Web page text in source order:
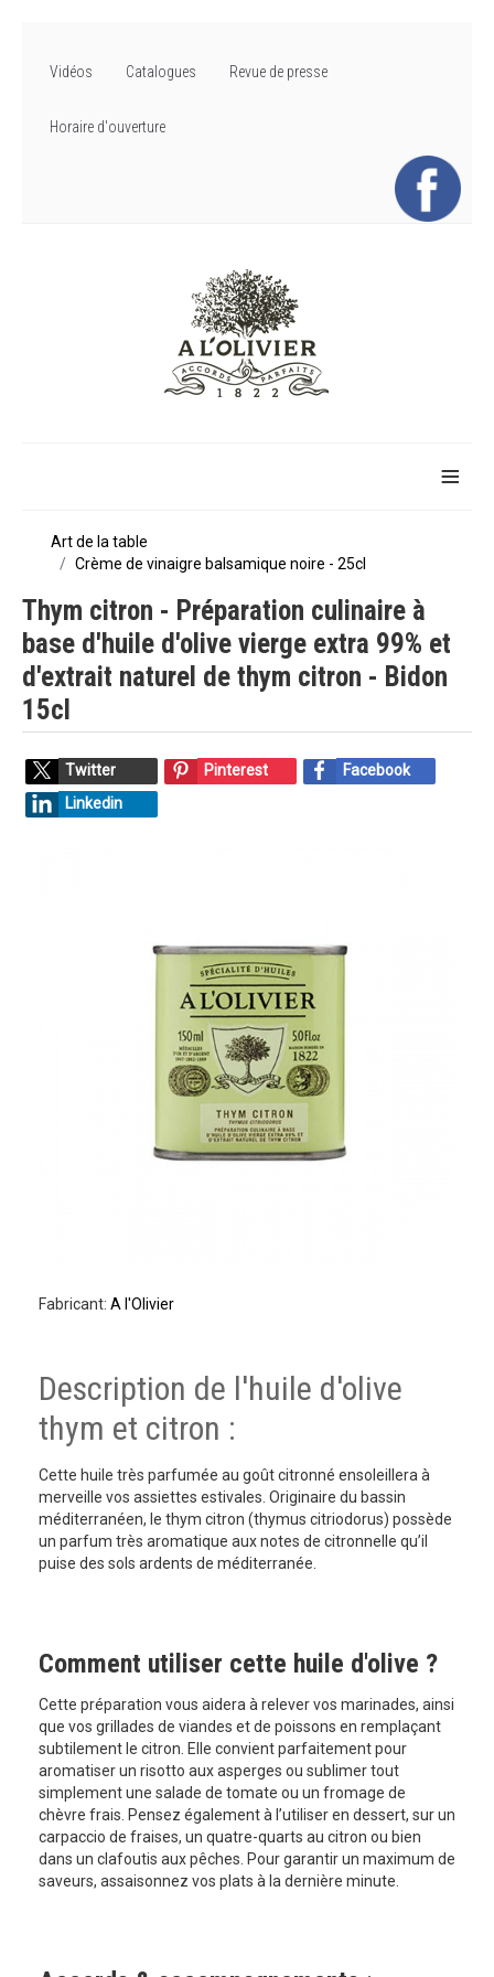
Vidéos Catalogues Revue de presse
Horaire d'ouverture
≡
Art de la table
Crème de vinaigre balsamique noire - 25cl
Thym citron - Préparation culinaire à
base d'huile d'olive vierge extra 99% et
d'extrait naturel de thym citron - Bidon
15cl
Twitter Pinterest
Facebook
Linkedin
Fabricant: A l'Olivier
Description de l'huile d'olive
thym et citron :
Cette huile très parfumée au goût citronné ensoleillera à
merveille vos assiettes estivales. Originaire du bassin
méditerranéen, le thym citron (thymus citriodorus) possède
un parfum très aromatique aux notes de citronnelle qu’il
puise des sols ardents de méditerranée.
Comment utiliser cette huile d'olive ?
Cette préparation vous aidera à relever vos marinades, ainsi
que vos grillades de viandes et de poissons en remplaçant
subtilement le citron. Elle convient parfaitement pour
aromatiser un risotto aux asperges ou sublimer tout
simplement une salade de tomate ou un fromage de
chèvre frais. Pensez également à l’utiliser en dessert, sur un
carpaccio de fraises, un quatre-quarts au citron ou bien
dans un clafoutis aux pêches. Pour garantir un maximum de
saveurs, assaisonnez vos plats à la dernière minute.